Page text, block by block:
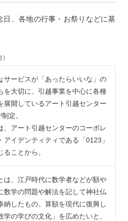
日、各地の行事・お祭りなどに基
サービスが「あったらいいな」の
を大切に、引越事業を中心に各種
展開しているアート引越センター
定。
、アート引越センターのコーポレ
アイデンティティである「0123」
ることから。
は、江戸時代に数学者などが額や
数学の問題や解法を記して神社仏
納したもの。算額を現代に復興し
学の学びの文化」を広めたいと、